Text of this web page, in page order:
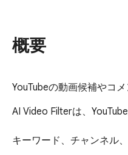
概要
YouTubeの動画候補やコ
AI Video Filterは、
キーワード、チャンネル